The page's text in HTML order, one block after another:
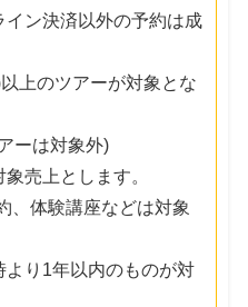
イン決済以外の予約は成
上のツアーが対象とな
ーは対象外)
売上とします。
、体験講座などは対象
より1年以内のものが対